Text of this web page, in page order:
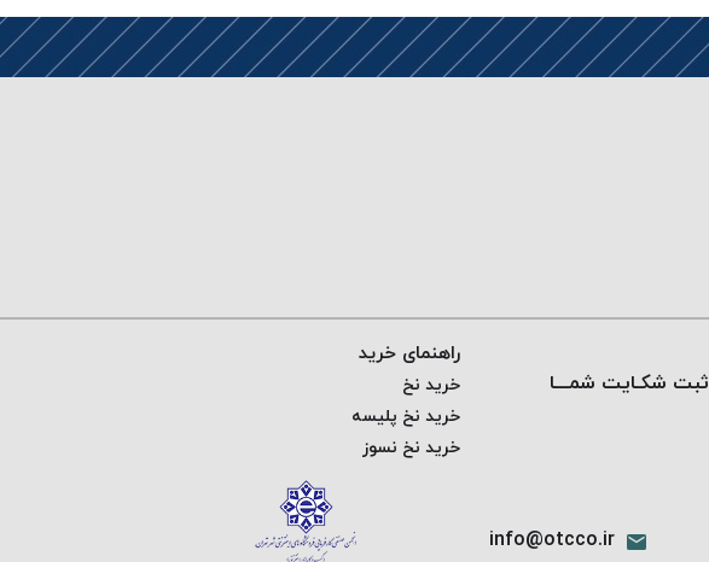
ثبت شکـایت شمـــا
info@otcco.ir
راهنمای خرید
خرید نخ
خرید نخ پلیسه
خرید نخ نسوز